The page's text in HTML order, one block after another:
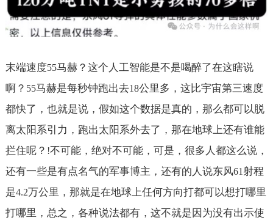
末端速度55马赫？这个人工智能是不是喝醉了在这瞎说
啊？ 55马赫是每秒钟跑出去18公里多，这比宇宙第三速度
都快了，也就是说，假如这个数据是真的，那么都可以脱
离太阳系引力，跑出太阳系外去了，那在地球上还有谁能
拦住呢？ !不可能，绝对不可能，可是，很多人都这么说，
还有一些是有点名气的军事博主，还有的人说东风61射程
是4.2万公里，那就是在地球上任何方向打都可以想打哪里
打哪里，总之，各种说法都有，这不就是因为没有出示使